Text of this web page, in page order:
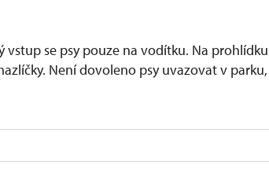
se psy pouze na vodítku. Na prohlídku
Není dovoleno psy uvazovat v parku,